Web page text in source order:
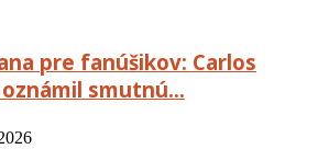
pre fanúšikov: Carlos
oznámil smutnú…